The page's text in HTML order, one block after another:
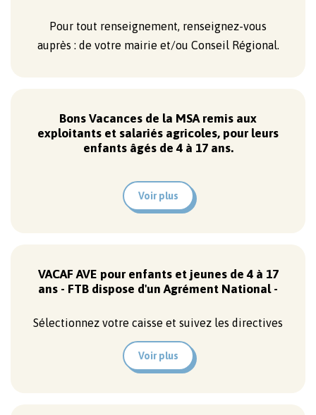
Pour tout renseignement, renseignez-vous
auprès : de votre mairie et/ou Conseil Régional.
Bons Vacances de la MSA remis aux
exploitants et salariés agricoles, pour leurs
enfants âgés de 4 à 17 ans.
Voir plus
VACAF AVE pour enfants et jeunes de 4 à 17
ans - FTB dispose d'un Agrément National -
Sélectionnez votre caisse et suivez les directives
Voir plus